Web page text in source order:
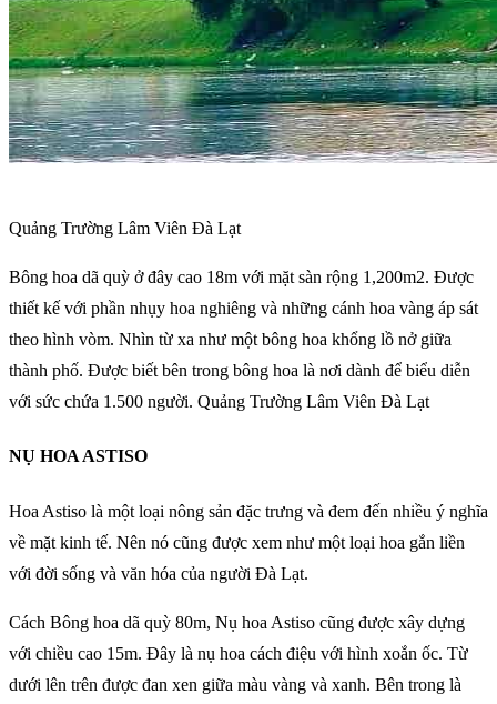
Quảng Trường Lâm Viên Đà Lạt
Bông hoa dã quỳ ở đây cao 18m với mặt sàn rộng 1,200m2. Được
thiết kế với phần nhụy hoa nghiêng và những cánh hoa vàng áp sát
theo hình vòm. Nhìn từ xa như một bông hoa khổng lồ nở giữa
thành phố. Được biết bên trong bông hoa là nơi dành để biểu diễn
với sức chứa 1.500 người. Quảng Trường Lâm Viên Đà Lạt
NỤ HOA ASTISO
Hoa Astiso là một loại nông sản đặc trưng và đem đến nhiều ý nghĩa
về mặt kinh tế. Nên nó cũng được xem như một loại hoa gắn liền
với đời sống và văn hóa của người Đà Lạt.
Cách Bông hoa dã quỳ 80m, Nụ hoa Astiso cũng được xây dựng
với chiều cao 15m. Đây là nụ hoa cách điệu với hình xoắn ốc. Từ
dưới lên trên được đan xen giữa màu vàng và xanh. Bên trong là